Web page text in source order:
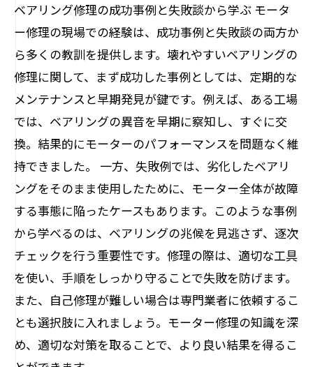
ベアリング修理の成功事例と失敗談から学ぶ モータ
ー修理の現場での経験は、成功事例と失敗談の両方か
ら多くの教訓を提供します。壊れやすいベアリングの
修理に関して、まず成功した事例としては、定期的な
メンテナンスと早期発見が鍵です。例えば、ある工場
では、ベアリングの異音を早期に察知し、すぐに交
換。結果的にモーターのパフォーマンスを問題なく維
持できました。 一方、失敗例では、劣化したベアリ
ングをそのまま使用したために、モーター全体が故障
する事態に陥ったケースもあります。このような事例
から学べるのは、ベアリングの兆候を見逃さず、逐次
チェックを行う重要性です。修理の際は、適切な工具
を使い、手順をしっかり守ることで失敗を防げます。
また、自己修理が難しい場合は専門業者に依頼するこ
とも選択肢に入れましょう。モーター修理の知識を深
め、適切な対策を取ることで、より良い結果を得るこ